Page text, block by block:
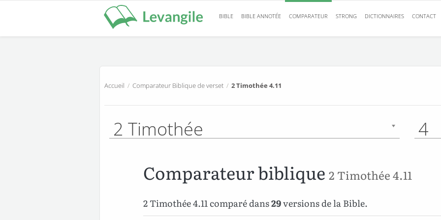
BIBLE BIBLE ANNOTÉE COMPARATEUR STRONG DICTIONNAIRES CONTACT
Accueil / Comparateur Biblique de verset / 2 Timothée 4.11
2 Timothée 4
Comparateur biblique2 Timothée 4.11
2 Timothée 4.11 comparé dans29versions de la Bible.